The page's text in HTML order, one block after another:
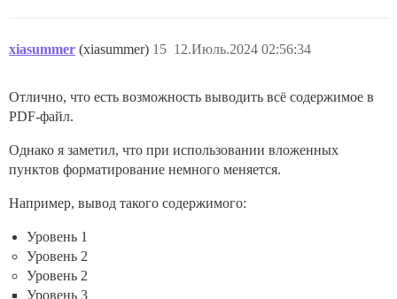
xiasummer (xiasummer) 12.Июль.2024 02:56:34
15
Отлично, что есть возможность выводить всё содержимое в
PDF-файл.
Однако я заметил, что при использовании вложенных
пунктов форматирование немного меняется.
Например, вывод такого содержимого:
Уровень 1
Уровень 2
Уровень 2
Уровень 3